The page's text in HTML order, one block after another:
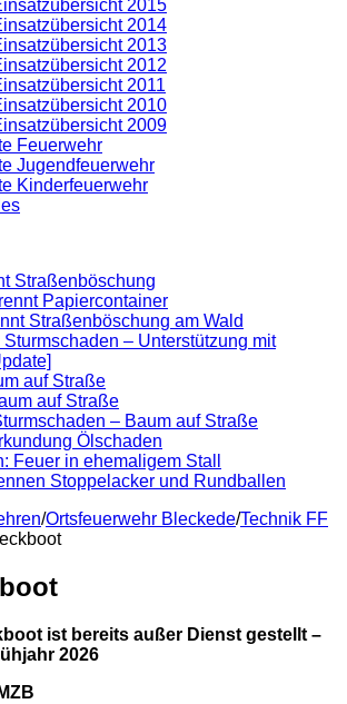
2015
2014
2013
2012
2011
2010
2009
Feuerwehr
Jugendfeuerwehr
Kinderfeuerwehr
Straßenböschung
Papiercontainer
Straßenböschung am Wald
– Unterstützung mit
auf Straße
auf Straße
– Baum auf Straße
Ölschaden
Feuer in ehemaligem Stall
Stoppelacker und Rundballen
/Ortsfeuerwehr Bleckede/Technik FF
ist bereits außer Dienst gestellt –
2026